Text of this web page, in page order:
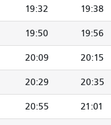
19:32 19:38
19:50 19:56
20:09 20:15
20:29 20:35
20:55 21:01